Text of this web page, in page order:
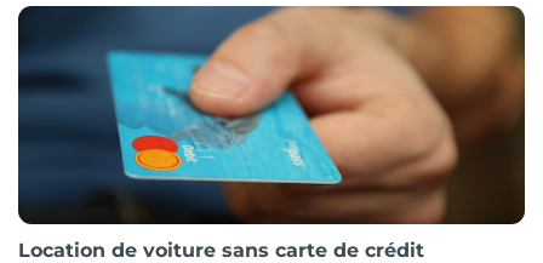
Location de voiture sans carte de crédit